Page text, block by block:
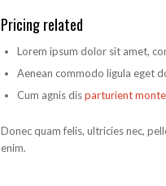
Pricing related
Lorem ipsum dolor sit amet,
Aenean commodo ligula eget
Cum agnis disparturient
Donec quam felis, ultricies nec,
enim.